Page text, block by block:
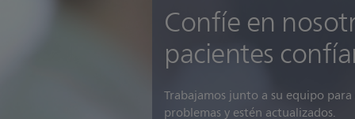
Confíe en
pacientes
Trabajamos junto a su equipo
problemas y estén actualizados.